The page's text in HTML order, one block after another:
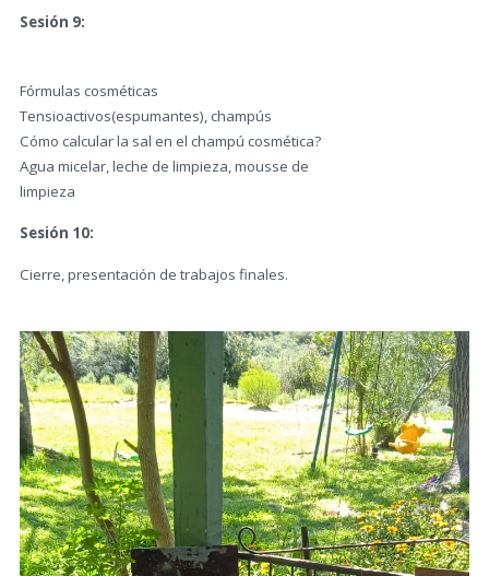
Sesión 9:
Fórmulas cosméticas
Tensioactivos(espumantes), champús
Cómo calcular la sal en el champú cosmética?
Agua micelar, leche de limpieza, mousse de
limpieza
Sesión 10:
Cierre, presentación de trabajos finales.